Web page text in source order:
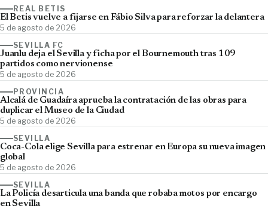
REAL BETIS
El Betis vuelve a fijarse en Fábio Silva para reforzar la delantera
5 de agosto de 2026
SEVILLA FC
Juanlu deja el Sevilla y ficha por el Bournemouth tras 109
partidos como nervionense
5 de agosto de 2026
PROVINCIA
Alcalá de Guadaíra aprueba la contratación de las obras para
duplicar el Museo de la Ciudad
5 de agosto de 2026
SEVILLA
Coca-Cola elige Sevilla para estrenar en Europa su nueva imagen
global
5 de agosto de 2026
SEVILLA
La Policía desarticula una banda que robaba motos por encargo
en Sevilla